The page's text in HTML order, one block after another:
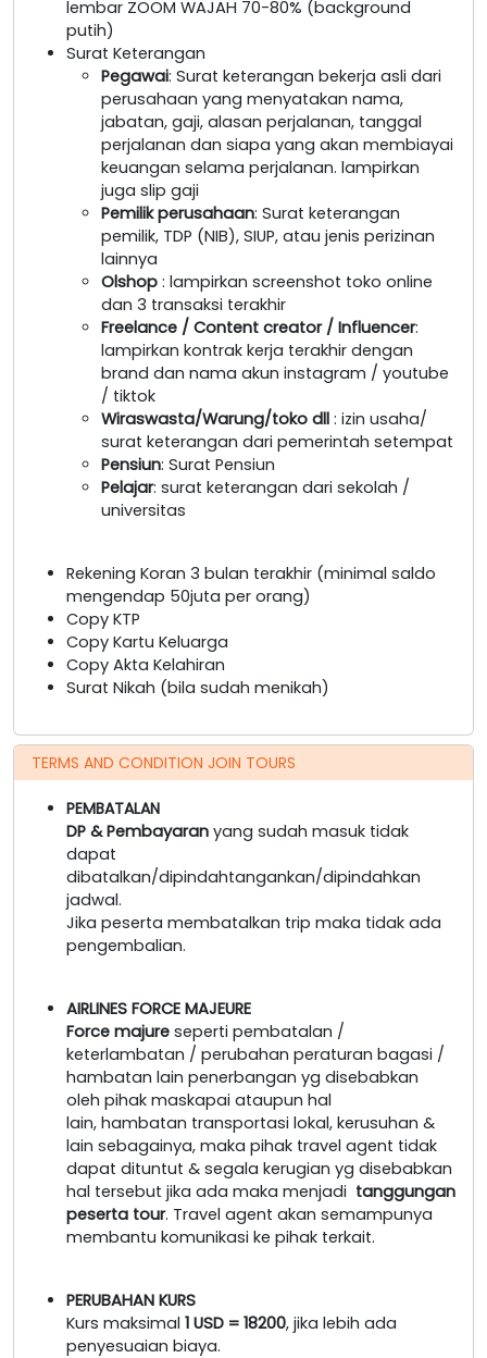
lembar ZOOM WAJAH 70-80% (background
putih)
Surat Keterangan
Pegawai: Surat keterangan bekerja asli dari
perusahaan yang menyatakan nama,
jabatan, gaji, alasan perjalanan, tanggal
perjalanan dan siapa yang akan membiayai
keuangan selama perjalanan. lampirkan
juga slip gaji
Pemilik perusahaan: Surat keterangan
pemilik, TDP (NIB), SIUP, atau jenis perizinan
lainnya
Olshop : lampirkan screenshot toko online
dan 3 transaksi terakhir
Freelance / Content creator / Influencer:
lampirkan kontrak kerja terakhir dengan
brand dan nama akun instagram / youtube
/ tiktok
Wiraswasta/Warung/toko dll : izin usaha/
surat keterangan dari pemerintah setempat
Pensiun: Surat Pensiun
Pelajar: surat keterangan dari sekolah /
universitas
Rekening Koran 3 bulan terakhir (minimal saldo
mengendap 50juta per orang)
Copy KTP
Copy Kartu Keluarga
Copy Akta Kelahiran
Surat Nikah (bila sudah menikah)
TERMS AND CONDITION JOIN TOURS
PEMBATALAN
DP & Pembayaran yang sudah masuk tidak
dapat
dibatalkan/dipindahtangankan/dipindahkan
jadwal.
Jika peserta membatalkan trip maka tidak ada
pengembalian.
AIRLINES FORCE MAJEURE
Force majure seperti pembatalan /
keterlambatan / perubahan peraturan bagasi /
hambatan lain penerbangan yg disebabkan
oleh pihak maskapai ataupun hal
lain, hambatan transportasi lokal, kerusuhan &
lain sebagainya, maka pihak travel agent tidak
dapat dituntut & segala kerugian yg disebabkan
hal tersebut jika ada maka menjadi tanggungan
peserta tour. Travel agent akan semampunya
membantu komunikasi ke pihak terkait.
PERUBAHAN KURS
Kurs maksimal 1 USD = 18200, jika lebih ada
penyesuaian biaya.